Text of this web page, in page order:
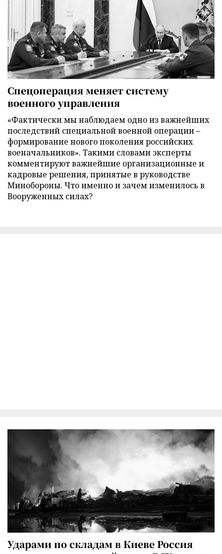
Спецоперация меняет систему
военного управления
«Фактически мы наблюдаем одно из важнейших
последствий специальной военной операции –
формирование нового поколения российских
военачальников». Такими словами эксперты
комментируют важнейшие организационные и
кадровые решения, принятые в руководстве
Минобороны. Что именно и зачем изменилось в
Вооруженных силах?
Ударами по складам в Киеве Россия